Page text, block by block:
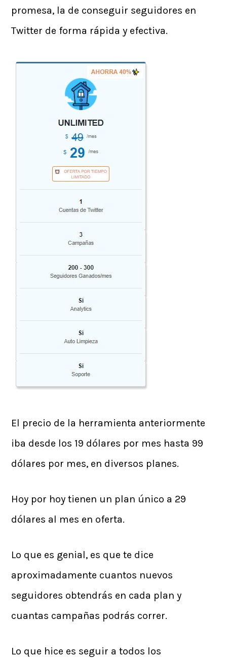
promesa, la de conseguir seguidores en
Twitter de forma rápida y efectiva.
El precio de la herramienta anteriormente
iba desde los 19 dólares por mes hasta 99
dólares por mes, en diversos planes.
Hoy por hoy tienen un plan único a 29
dólares al mes en oferta.
Lo que es genial, es que te dice
aproximadamente cuantos nuevos
seguidores obtendrás en cada plan y
cuantas campañas podrás correr.
Lo que hice es seguir a todos los